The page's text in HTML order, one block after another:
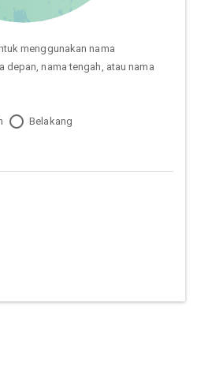
menggunakan nama
depan, nama tengah, atau nama
Belakang